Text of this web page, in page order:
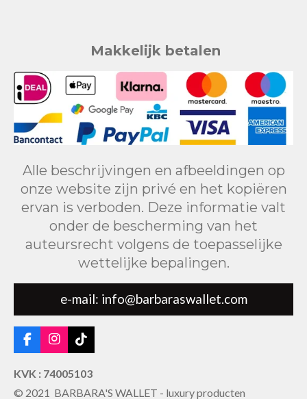
Makkelijk betalen
Alle beschrijvingen en afbeeldingen op
onze website zijn privé en het kopiëren
ervan is verboden. Deze informatie valt
onder de bescherming van het
auteursrecht volgens de toepasselijke
wettelijke bepalingen.
e-mail: info@barbaraswallet.com
F
a
c
e
b
I
n
s
t
a
T
i
k
T
o
KVK : 74005103
© 2021 BARBARA'S WALLET - luxury producten